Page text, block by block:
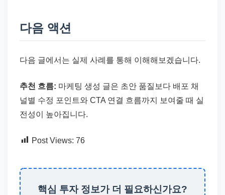
다음 액션
다음 글에서는 실제 사례를 통해 이해해보겠습니다.
추천 흐름: 마케팅 생성 글은 초안 품질보다 배포 채
널별 수정 포인트와 CTA 연결 흐름까지 보여줄 때 실
전성이 높아집니다.
Post Views: 76
핵심 투자 정보가 더 필요하신가요?